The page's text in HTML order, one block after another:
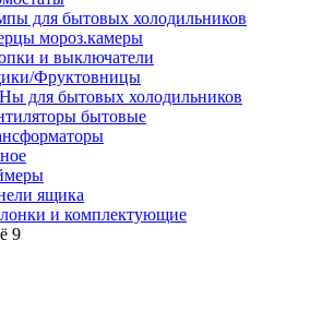
для бытовых холодильников
мороз.камеры
и выключатели
Фруктовницы
для бытовых холодильников
бытовые
ящика
и комплектующие
9